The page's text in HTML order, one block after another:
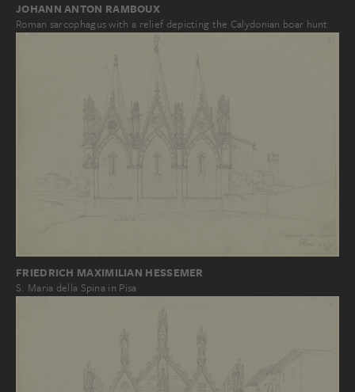
JOHANN ANTON RAMBOUX
Roman sarcophagus with a relief depicting the Calydonian boar hunt
FRIEDRICH MAXIMILIAN HESSEMER
S. Maria della Spina in Pisa